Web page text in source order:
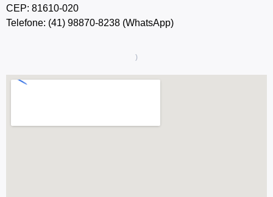
CEP: 81610-020
Telefone: (41) 98870-8238 (WhatsApp)
)